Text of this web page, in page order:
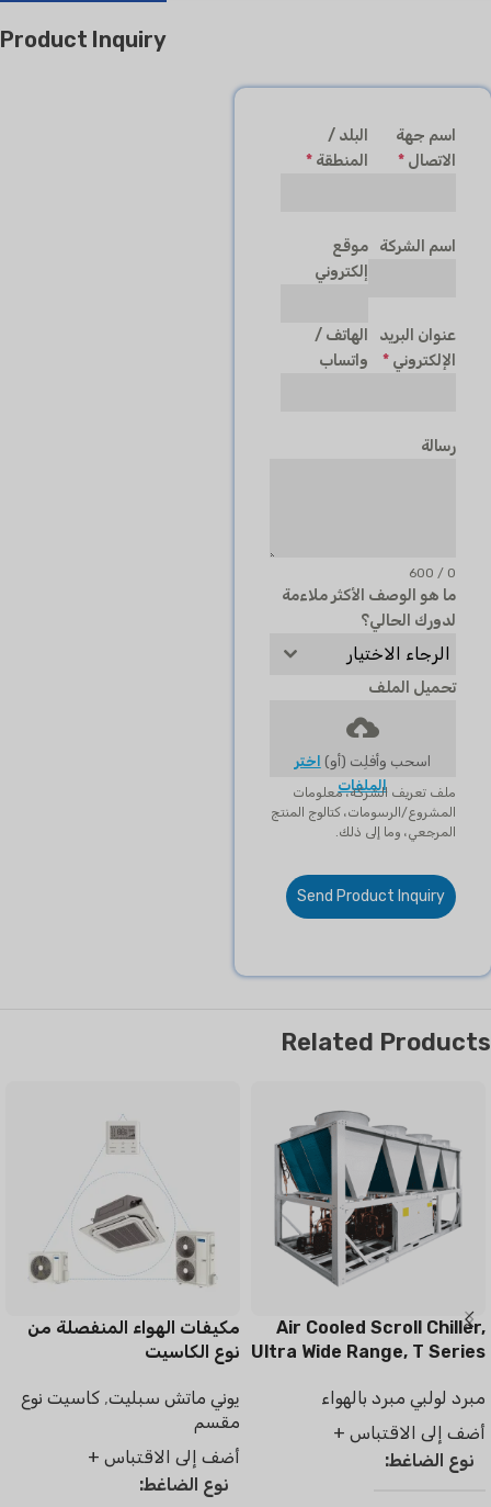
Product Inquiry
اسم جهة
الاتصال *
البلد /
المنطقة*
اسم الشركة
موقع
إلكتروني
عنوان البريد
الإلكتروني *
الهاتف /
واتساب
رسالة
0 / 600
ما هو الوصف الأكثر ملاءمة
لدورك الحالي؟
الرجاء الاختيار
تحميل الملف
اسحب وأفلِت (أو) اختر
الملفات
ملف تعريف الشركة، معلومات
المشروع/الرسومات، كتالوج المنتج
المرجعي، وما إلى ذلك.
Send Product Inquiry
Related Products
Air Cooled Scroll Chiller,
Ultra Wide Range, T Series
مبرد لولبي مبرد بالهواء
أضف إلى الاقتباس +
نوع الضاغط
مكيفات الهواء المنفصلة من
نوع الكاسيت
يوني ماتش سبليت, كاسيت نوع
مقسم
أضف إلى الاقتباس +
نوع الضاغط